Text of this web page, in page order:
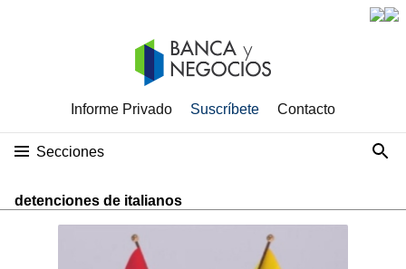
Informe Privado Suscríbete Contacto
Secciones
detenciones de italianos